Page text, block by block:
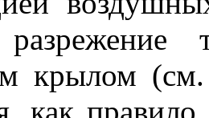
крылом